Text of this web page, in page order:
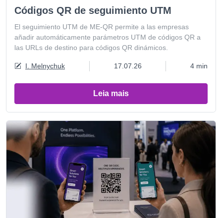
Códigos QR de seguimiento UTM
El seguimiento UTM de ME-QR permite a las empresas
añadir automáticamente parámetros UTM de códigos QR a
las URLs de destino para códigos QR dinámicos.
I. Melnychuk 17.07.26 4 min
Leia mais